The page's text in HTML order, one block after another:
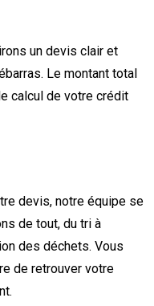
un devis clair et
Le montant total
calcul de votre crédit
devis, notre équipe se
de tout, du tri à
des déchets. Vous
de retrouver votre